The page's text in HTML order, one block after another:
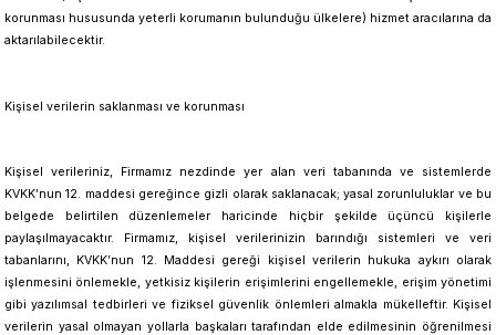
korunması hususunda yeterli korumanın bulunduğu ülkelere) hizmet aracılarına da
aktarılabilecektir.
Kişisel verilerin saklanması ve korunması
Kişisel verileriniz, Firmamız nezdinde yer alan veri tabanında ve sistemlerde
KVKK’nun 12. maddesi gereğince gizli olarak saklanacak; yasal zorunluluklar ve bu
belgede belirtilen düzenlemeler haricinde hiçbir şekilde üçüncü kişilerle
paylaşılmayacaktır. Firmamız, kişisel verilerinizin barındığı sistemleri ve veri
tabanlarını, KVKK’nun 12. Maddesi gereği kişisel verilerin hukuka aykırı olarak
işlenmesini önlemekle, yetkisiz kişilerin erişimlerini engellemekle, erişim yönetimi
gibi yazılımsal tedbirleri ve fiziksel güvenlik önlemleri almakla mükelleftir. Kişisel
verilerin yasal olmayan yollarla başkaları tarafından elde edilmesinin öğrenilmesi